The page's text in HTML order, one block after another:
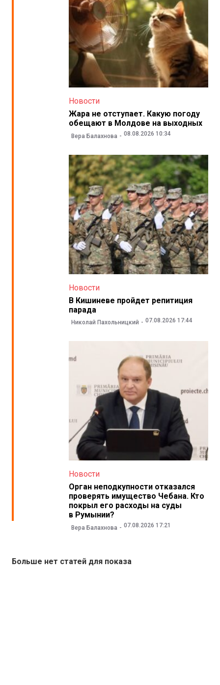
Новости
Жара не отступает. Какую погоду
обещают в Молдове на выходных
Вера Балахнова 08.08.2026 10:34
Новости
В Кишиневе пройдет репитиция
парада
Николай Пахольницкий 07.08.2026 17:44
Новости
Орган неподкупности отказался
проверять имущество Чебана. Кто
покрыл его расходы на суды
в Румынии?
Вера Балахнова 07.08.2026 17:21
Больше нет статей для показа